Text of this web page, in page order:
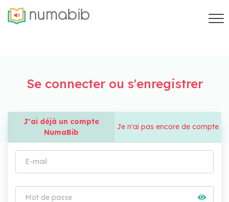
Se connecter ou s'enregistrer
J'ai déjà un compte
NumaBib
Je n'ai pas encore de compte